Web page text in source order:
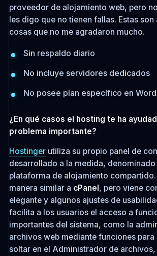
proveedor de alojamiento web, pero
les digo que no tienen fallas. Estas
cosas que no me agradaron mucho.
Sin respaldo diario
No incluye servidores dedicados
No posee plan específico en
¿En qué casos el hosting te ha
problema importante?
Hostingerutiliza su propio panel de
desarrollado a la medida, denominado
plataforma de alojamiento
manera similar a cPanel , pero viene
elegante y algunos ajustes de
facilita a los usuarios el acceso a
importantes del sistema, como la
archivos web mediante funciones para
soltar en el Administrador de archivos,